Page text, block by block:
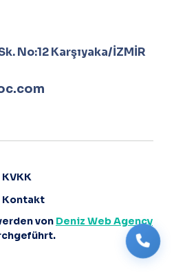
No:12 Karşıyaka/İZMİR
von Deniz Web Agency
KVKK
Kontakt